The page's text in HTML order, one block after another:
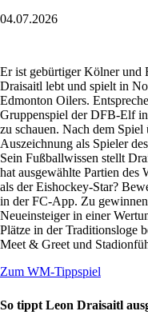
04.07.2026
Er ist gebürtiger Kölner und
Draisaitl lebt und spielt in
Edmonton Oilers.
Gruppenspiel der DFB-Elf
zu schauen. Nach dem
Auszeichnung als Spieler
Sein Fußballwissen stellt
hat ausgewählte Partien
als der Eishockey-Star?
in der FC-App. Zu
Neueinsteiger in einer
Plätze in der Traditionsloge
Meet & Greet und
Zum WM-Tippspiel
So tippt Leon Draisaitl